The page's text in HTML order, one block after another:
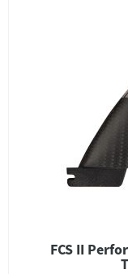
FCS II